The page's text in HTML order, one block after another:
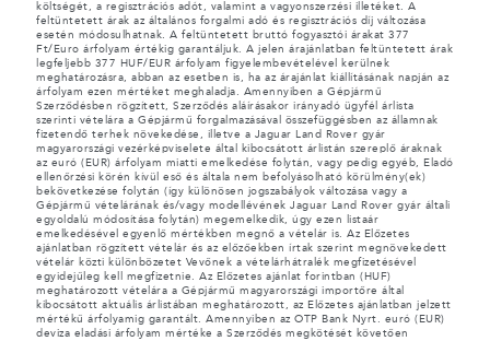
költségét, a regisztrációs adót, valamint a vagyonszerzési illetéket. A
feltüntetett árak az általános forgalmi adó és regisztrációs díj változása
esetén módosulhatnak. A feltüntetett bruttó fogyasztói árakat 377
Ft/Euro árfolyam értékig garantáljuk. A jelen árajánlatban feltüntetett árak
legfeljebb 377 HUF/EUR árfolyam figyelembevételével kerülnek
meghatározásra, abban az esetben is, ha az árajánlat kiállításának napján az
árfolyam ezen mértéket meghaladja. Amennyiben a Gépjármű
Szerződésben rögzített, Szerződés aláírásakor irányadó ügyfél árlista
szerinti vételára a Gépjármű forgalmazásával összefüggésben az államnak
fizetendő terhek növekedése, illetve a Jaguar Land Rover gyár
magyarországi vezérképviselete által kibocsátott árlistán szereplő áraknak
az euró (EUR) árfolyam miatti emelkedése folytán, vagy pedig egyéb, Eladó
ellenőrzési körén kívül eső és általa nem befolyásolható körülmény(ek)
bekövetkezése folytán (így különösen jogszabályok változása vagy a
Gépjármű vételárának és/vagy modellévének Jaguar Land Rover gyár általi
egyoldalú módosítása folytán) megemelkedik, úgy ezen listaár
emelkedésével egyenlő mértékben megnő a vételár is. Az Előzetes
ajánlatban rögzített vételár és az előzőekben írtak szerint megnövekedett
vételár közti különbözetet Vevőnek a vételárhátralék megfizetésével
egyidejűleg kell megfizetnie. Az Előzetes ajánlat forintban (HUF)
meghatározott vételára a Gépjármű magyarországi importőre által
kibocsátott aktuális árlistában meghatározott, az Előzetes ajánlatban jelzett
mértékű árfolyamig garantált. Amennyiben az OTP Bank Nyrt. euró (EUR)
deviza eladási árfolyam mértéke a Szerződés megkötését követően